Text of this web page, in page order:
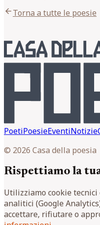
arrow_backTorna a tutte le poesie
PoetiPoesieEventiNotizie
© 2026 Casa della poesia
Rispettiamo la
Utilizziamo cookie tecnici
analitici (Google
accettare, rifiutare o